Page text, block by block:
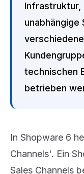
Infrastruktur,
unabhängige
technischen
betrieben
In Shopware 6
Channels'. Ein
Sales Channels